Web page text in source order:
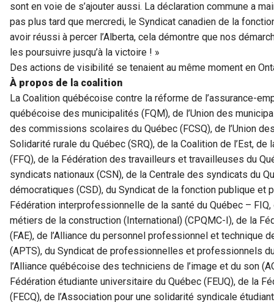
sont en voie de s’ajouter aussi. La déclaration commune a
pas plus tard que mercredi, le Syndicat canadien de la
avoir réussi à percer l’Alberta, cela démontre que nos
les poursuivre jusqu’à la victoire ! »
Des actions de visibilité se tenaient au même moment en
À propos de la coalition
La Coalition québécoise contre la réforme de l’assurance-
québécoise des municipalités (FQM), de l’Union des
des commissions scolaires du Québec (FCSQ), de l’Union
Solidarité rurale du Québec (SRQ), de la Coalition de l’Est,
(FFQ), de la Fédération des travailleurs et travailleuses du
syndicats nationaux (CSN), de la Centrale des syndicats du
démocratiques (CSD), du Syndicat de la fonction publique et
Fédération interprofessionnelle de la santé du Québec –
métiers de la construction (International) (CPQMC-I), de la
(FAE), de l’Alliance du personnel professionnel et technique
(APTS), du Syndicat de professionnelles et professionnels
l’Alliance québécoise des techniciens de l’image et du son
Fédération étudiante universitaire du Québec (FEUQ), de la
(FECQ), de l’Association pour une solidarité syndicale